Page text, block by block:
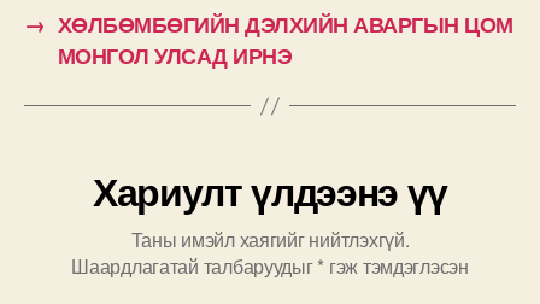
→ ХӨЛБӨМБӨГИЙН ДЭЛХИЙН АВАРГЫН ЦОМ
МОНГОЛ УЛСАД ИРНЭ
Хариулт үлдээнэ үү
Таны имэйл хаягийг нийтлэхгүй.
Шаардлагатай талбаруудыг* гэж тэмдэглэсэн